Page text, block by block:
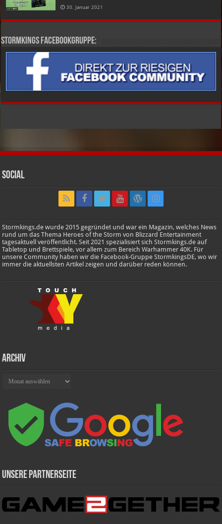
30. Januar 2021
Stormkings Facebookgruppe:
Social
Stormkings.de wurde 2015 gegründet und war ein Magazin, welches News
rund um das Thema Heroes of the Storm von Blizzard Entertainment
tagesaktuell veröffentlicht. Seit 2021 spezialisiert sich Stormkings.de auf
Tabletop und Brettspiele, vor allem zum Bereich Warhammer 40K. Für
unsere Community haben wir die Facebook-Gruppe StormkingsDE, wo wir
immer die aktuellsten Artikel zeigen und darüber reden können.
Archiv
Unsere Partnerseite